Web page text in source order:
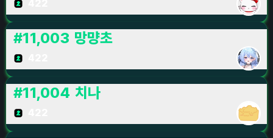
#11,003 망먕초
#11,004 치나